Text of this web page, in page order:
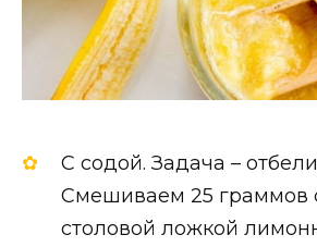
С содой. Задача –
Смешиваем 25 граммов
столовой ложкой